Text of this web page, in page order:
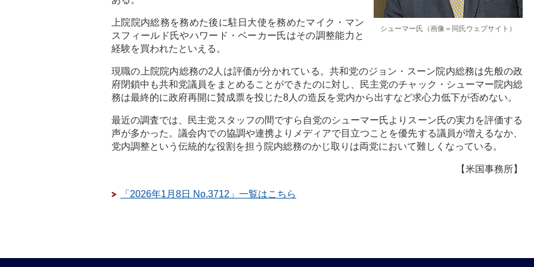
シューマー氏（画像＝同氏ウェブサイト）
上院院内総務を務めた後に駐日大使を務めたマイク・マン
スフィールド氏やハワード・ベーカー氏はその調整能力と
経験を買われたといえる。
現職の上院院内総務の2人は評価が分かれている。共和党のジョン・スーン院内総務は先般の政
府閉鎖中も共和党議員をまとめることができたのに対し、民主党のチャック・シューマー院内総
務は最終的に政府再開に賛成票を投じた8人の造反を党内から出すなど求心力低下が否めない。
最近の調査では、民主党スタッフの間ですら自党のシューマー氏よりスーン氏の実力を評価する
声が多かった。議会内での協調や連携よりメディアで目立つことを優先する議員が増えるなか、
党内調整という伝統的な役割を担う院内総務のかじ取りは両党において難しくなっている。
【米国事務所】
「2026年1月8日 No.3712」一覧はこちら